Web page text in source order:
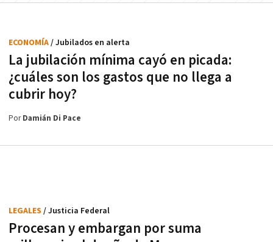
La jubilación mínima cayó en picada:
¿cuáles son los gastos que no llega a
cubrir hoy?
ECONOMÍA/ Jubilados en alerta
PorDamián Di Pace
Procesan y embargan por suma
LEGALES / Justicia Federal